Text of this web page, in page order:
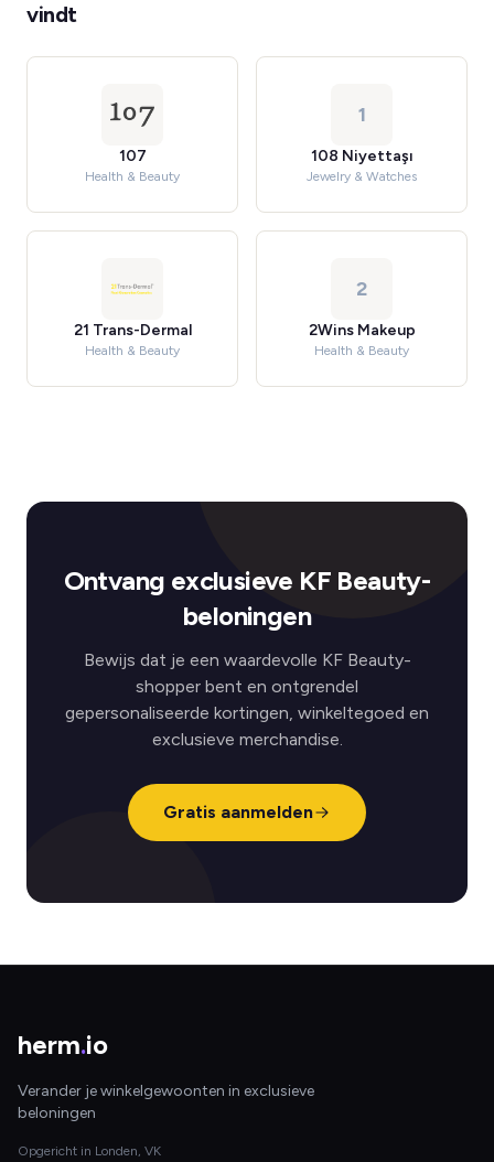
vindt
107
Health & Beauty
1
108 Niyettaşı
Jewelry & Watches
21 Trans-Dermal
Health & Beauty
2
2Wins Makeup
Health & Beauty
Ontvang exclusieve KF Beauty-
beloningen
Bewijs dat je een waardevolle KF Beauty-
shopper bent en ontgrendel
gepersonaliseerde kortingen, winkeltegoed en
exclusieve merchandise.
Gratis aanmelden
herm.io
Verander je winkelgewoonten in exclusieve
beloningen
Opgericht in Londen, VK